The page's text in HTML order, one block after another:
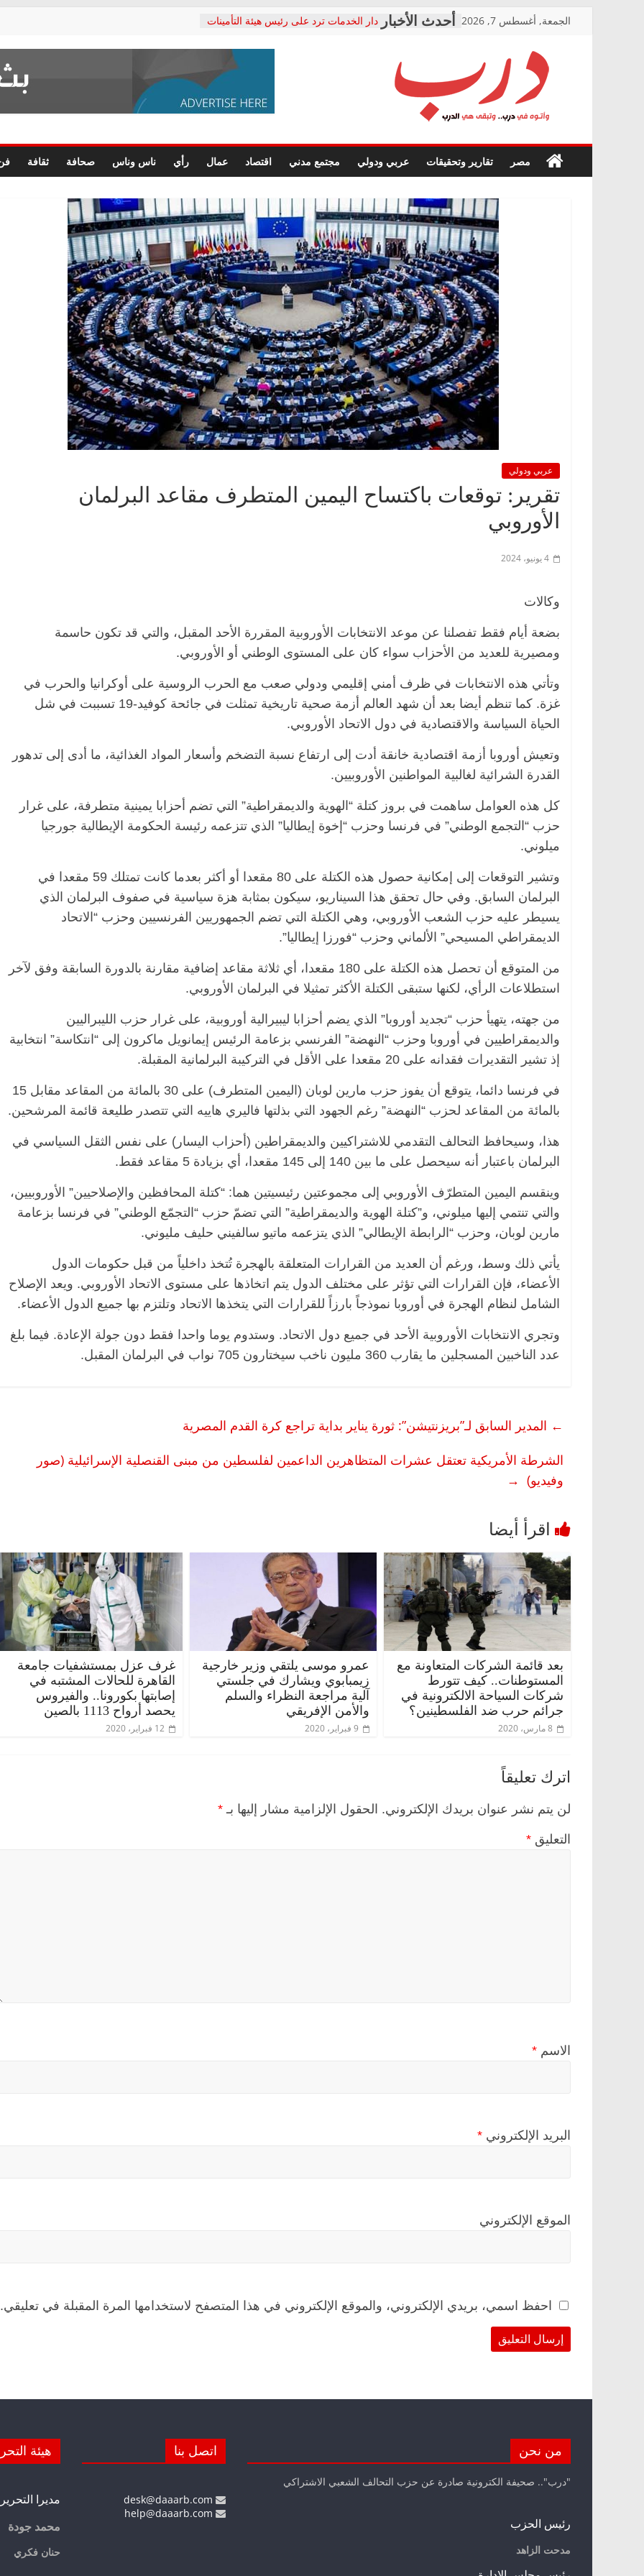
الجمعة, أغسطس 7, 2026
دار الخدمات ترد على رئيس هيئة التأمينات
معاناة أصحاب المعاشات.. ونطالب بكشف
فرحات سليمان يكتب: القطاع الصحي إلى
حزب التحالف الشعبي يطلق لجنة “الحق
صور .. اعتماد الرسومات النهائية للقرار
الوزاري لمدينة الصحفيين.. وانتهاء أعمال
إنشاء المبنى الإداري
متابعة قضية الدكتور محمد زهران.. ويؤكد:
قرينة البراءة وضمانات المحاكمة العادلة
حق أصيل
درب
في
درب..
مصر تقارير وتحقيقات عربي ودولي مجتمع مدني اقتصاد عمال رأي ناس وناس صحافة ثقافة
عربي ودولي
تقرير: توقعات باكتساح اليمين المتطرف مقاعد البرلمان
الأوروبي
4 يونيو، 2024
وكالات
بضعة أيام فقط تفصلنا عن موعد الانتخابات الأوروبية المقررة الأحد المقبل، والتي قد تكون حاسمة
ومصيرية للعديد من الأحزاب سواء كان على المستوى الوطني أو الأوروبي.
وتأتي هذه الانتخابات في ظرف أمني إقليمي ودولي صعب مع الحرب الروسية على أوكرانيا والحرب في
غزة. كما تنظم أيضا بعد أن شهد العالم أزمة صحية تاريخية تمثلت في جائحة كوفيد-19 تسببت في شل
الحياة السياسة والاقتصادية في دول الاتحاد الأوروبي.
وتعيش أوروبا أزمة اقتصادية خانقة أدت إلى ارتفاع نسبة التضخم وأسعار المواد الغذائية، ما أدى إلى تدهور
القدرة الشرائية لغالبية المواطنين الأوروبيين.
كل هذه العوامل ساهمت في بروز كتلة “الهوية والديمقراطية” التي تضم أحزابا يمينية متطرفة، على غرار
حزب “التجمع الوطني” في فرنسا وحزب “إخوة إيطاليا” الذي تتزعمه رئيسة الحكومة الإيطالية جورجيا
ميلوني.
وتشير التوقعات إلى إمكانية حصول هذه الكتلة على 80 مقعدا أو أكثر بعدما كانت تمتلك 59 مقعدا في
البرلمان السابق. وفي حال تحقق هذا السيناريو، سيكون بمثابة هزة سياسية في صفوف البرلمان الذي
يسيطر عليه حزب الشعب الأوروبي، وهي الكتلة التي تضم الجمهوريين الفرنسيين وحزب “الاتحاد
الديمقراطي المسيحي” الألماني وحزب “فورزا إيطاليا”.
من المتوقع أن تحصل هذه الكتلة على 180 مقعدا، أي ثلاثة مقاعد إضافية مقارنة بالدورة السابقة وفق لآخر
استطلاعات الرأي، لكنها ستبقى الكتلة الأكثر تمثيلا في البرلمان الأوروبي.
من جهته، يتهيأ حزب “تجديد أوروبا” الذي يضم أحزابا ليبيرالية أوروبية، على غرار حزب الليبراليين
والديمقراطيين في أوروبا وحزب “النهضة” الفرنسي بزعامة الرئيس إيمانويل ماكرون إلى “انتكاسة” انتخابية
إذ تشير التقديرات فقدانه على 20 مقعدا على الأقل في التركيبة البرلمانية المقبلة.
في فرنسا دائما، يتوقع أن يفوز حزب مارين لوبان (اليمين المتطرف) على 30 بالمائة من المقاعد مقابل 15
بالمائة من المقاعد لحزب “النهضة” رغم الجهود التي بذلتها فاليري هاييه التي تتصدر طليعة قائمة المرشحين.
هذا، وسيحافظ التحالف التقدمي للاشتراكيين والديمقراطين (أحزاب اليسار) على نفس الثقل السياسي في
البرلمان باعتبار أنه سيحصل على ما بين 140 إلى 145 مقعدا، أي بزيادة 5 مقاعد فقط.
وينقسم اليمين المتطرّف الأوروبي إلى مجموعتين رئيسيتين هما: “كتلة المحافظين والإصلاحيين” الأوروبيين،
والتي تنتمي إليها ميلوني، و”كتلة الهوية والديمقراطية” التي تضمّ حزب “التجمّع الوطني” في فرنسا بزعامة
مارين لوبان، وحزب “الرابطة الإيطالي” الذي يتزعمه ماتيو سالفيني حليف مليوني.
يأتي ذلك وسط، ورغم أن العديد من القرارات المتعلقة بالهجرة تُتخذ داخلياً من قبل حكومات الدول
الأعضاء، فإن القرارات التي تؤثر على مختلف الدول يتم اتخاذها على مستوى الاتحاد الأوروبي. ويعد الإصلاح
الشامل لنظام الهجرة في أوروبا نموذجاً بارزاً للقرارات التي يتخذها الاتحاد وتلتزم بها جميع الدول الأعضاء.
وتجري الانتخابات الأوروبية الأحد في جميع دول الاتحاد. وستدوم يوما واحدا فقط دون جولة الإعادة. فيما بلغ
عدد الناخبين المسجلين ما يقارب 360 مليون ناخب سيختارون 705 نواب في البرلمان المقبل.
← المدير السابق لـ”بريزنتيشن”: ثورة يناير بداية تراجع كرة القدم المصرية
الشرطة الأمريكية تعتقل عشرات المتظاهرين الداعمين لفلسطين من مبنى القنصلية الإسرائيلية (صور
وفيديو) →
بعد قائمة الشركات المتعاونة مع
المستوطنات.. كيف تتورط
شركات السياحة الالكترونية في
جرائم حرب ضد الفلسطينين؟
8 مارس، 2020
عمرو موسى يلتقي وزير خارجية
زيمبابوي ويشارك في جلستي
آلية مراجعة النظراء والسلم
والأمن الإفريقي
9 فبراير، 2020
غرف عزل بمستشفيات جامعة
القاهرة للحالات المشتبه في
إصابتها بكورونا.. والفيروس
يحصد أرواح 1113 بالصين
12 فبراير، 2020
اترك تعليقاً
لن يتم نشر عنوان بريدك الإلكتروني. الحقول الإلزامية مشار إليها بـ *
التعليق *
الاسم *
البريد الإلكتروني *
الموقع الإلكتروني
احفظ اسمي، بريدي الإلكتروني، والموقع الإلكتروني في هذا المتصفح لاستخدامها المرة المقبلة في تعليقي.
الرئيسية مصر ناس وناس
مقعد شاغر على مائدة الإفطار.. يحيى
الخصخصة الذي دافع عن المال العام
(بروفايل)
21 فبراير، 2026
الرئيسية مصر ناس وناس
في ذكرى رحيله.. د. نور فرحات فقيه
قانوني دافع عن قضايا الوطن وانحاز
للحرية (بروفايل)
26 يناير، 2026
ناس وناس
ميلاده وحيداً على أبواب
من نحن
"درب".. صحيفة الكترونية صادرة عن حزب التحالف الشعبي الاشتراكي
رئيس الحزب
مدحت الزاهد
اتصل بنا هيئة
مديرا التحرير
محمد جودة
حنان فكري